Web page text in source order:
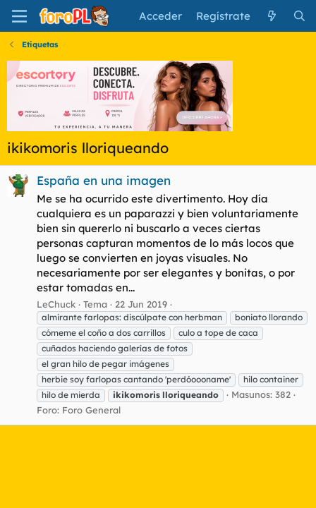
Acceder Regístrate
Etiquetas
ikikomoris lloriqueando
España en una imagen
Me se ha ocurrido este divertimento. Hoy día
cualquiera es un paparazzi y bien voluntariamente
bien sin quererlo ni buscarlo a veces ciertas
personas capturan momentos de lo más locos que
luego se convierten en joyas visuales. No
necesariamente por ser elegantes y bonitas, o por
estar tomadas en...
LeChuck Tema 22 Jun 2019
almirante farlopas: discúlpate con herbman
boniato llorando
cómeme el coño a dos carrillos
culo a tope de caca
cuñados haciendo galerías de fotos
el gran hilo de pegar imágenes
herbie soy farlopas cantando 'perdóoooname'
hilo container
hilo de mierda
ikikomoris lloriqueando
Masunos: 382
Foro: Foro General